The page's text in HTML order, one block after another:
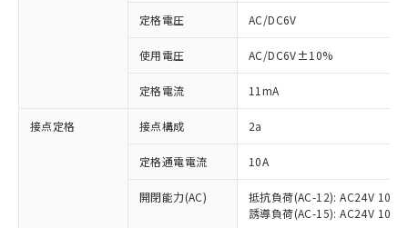
定格電圧 AC/DC6V
使用電圧 AC/DC6V±10%
定格電流 11mA
接点定格 接点構成 2a
定格通電電流 10A
開閉能力(AC)
抵抗負荷(AC-12): AC24V 10A/
誘導負荷(AC-15): AC24V
ご利用条件
以下の条件をお読みいただき、同意のうえ
ご利用ください。
本サービスは、当社制御機器事業取扱
商品の当社在庫状況および標準価格
(税抜)を提供させていただくもので
当社制御機器事業取扱商品の中には、
対応予定：EU RoHS指令（10物質）の非含
有に対応した製品に切り替える予定のある
対応予定なし：EU RoHS指令（10物質）の
非含有に非対応の商品で、対応品を出す予
調査・確認中：EU RoHS指令（10物質）の
非含有の対応状況を調査中または確認中の
非該当品：ライセンス料など無形物で、有
害物質有無と関係のない商品です。
仕入先様の事情により、非含有部品として
「○」：最大均質材料含有率が中国RoHSの
基準値以下であることを示します。
「×」：最大均質材料含有率が中国RoHSの